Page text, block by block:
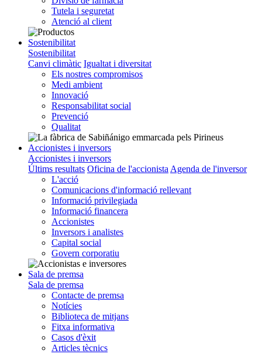
Tutela i seguretat
Atenció al client
Sostenibilitat
Sostenibilitat
Canvi climàtic Igualtat i diversitat
Els nostres compromisos
Medi ambient
Innovació
Responsabilitat social
Prevenció
Qualitat
Accionistes i inversors
Accionistes i inversors
Últims resultats Oficina de l'accionista Agenda de l'inversor
L'acció
Comunicacions d'informació rellevant
Informació privilegiada
Informació financera
Accionistes
Inversors i analistes
Capital social
Govern corporatiu
Sala de premsa
Sala de premsa
Contacte de premsa
Notícies
Biblioteca de mitjans
Fitxa informativa
Casos d'èxit
Articles tècnics